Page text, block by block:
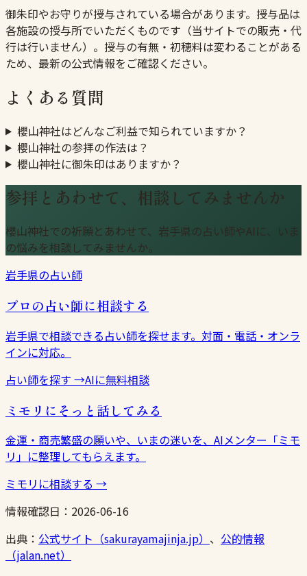
御朱印やお守りが授与されている場合があります。授与品は
各施設の授与所でいただくものです（当サイトでの販売・代
行は行いません）。授与の有無・初穂料は変わることがある
ため、最新の公式情報をご確認ください。
よくある質問
櫻山神社はどんなご利益で知られていますか？
櫻山神社の参拝の作法は？
櫻山神社に御朱印はありますか？
参拝とあわせて、相談してみませんか
櫻山神社での祈願とあわせて、岩手県の占い師やAIに、いま
の悩みを相談してみませんか。
岩手県の占い師
プロの占い師に相談する
岩手県で相談できる占い師を探せます。対面・電話・オンラ
インに対応。
占い師を探す →AIに無料相談
ミモリにそっと話してみる
金運・商売繁盛の願いや、いまの迷いを、AIメンター「ミモ
リ」に整理してもらえます。
ミモリに相談する →
情報確認日： 2026-06-16
出典： 公式サイト（sakurayamajinja.jp） 、 公的情報
（jalan.net）